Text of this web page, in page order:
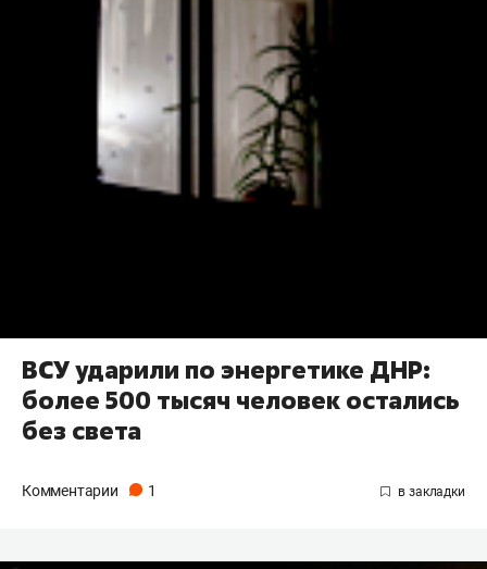
ВСУ ударили по энергетике ДНР:
более 500 тысяч человек остались
без света
Комментарии 1